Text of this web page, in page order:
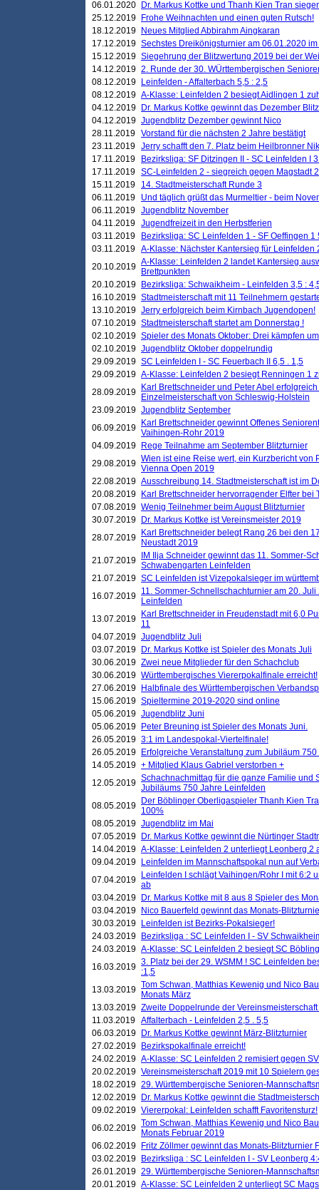
06.01.2020
Dr. Markus Kottke und Thanh Kien Tran
25.12.2019
Frohe Weihnachten und einen guten Rutsch!
18.12.2019
Neues Mitglied Abbirahm Aingkaran
17.12.2019 Sechstes Dreikönigsturnier am 06.01.2020
15.12.2019 Siegehrung der Blitzwertung 2019 bei der
14.12.2019 2. Runde der 30. WÜrttembergischen
08.12.2019
Leinfelden - Affalterbach 5,5 : 2,5
08.12.2019 A-Klasse: Leinfelden 2 besiegt Aidlingen 1
04.12.2019
Dr. Markus Kottke gewinnt das Dezember
04.12.2019 Jugendblitz Dezember gewinnt Nico
28.11.2019 Vorstand für die nächsten 2 Jahre bestätigt
23.11.2019 Jerry schafft den 7. Platz beim Heilbronner
17.11.2019
Bezirksliga: SF Ditzingen II - SC Leinfelden I
17.11.2019 SC-Leinfelden 2 - siegreich gegen Magstadt 2
15.11.2019
14. Stadtmeisterschaft Runde 3
06.11.2019
Und täglich grüßt das Murmeltier - beim
06.11.2019 Jugendblitz November
04.11.2019 Jugendfreizeit in den Herbstferien
03.11.2019
Bezirksliga: SC Leinfelden 1 - SF Oeffingen 1
03.11.2019 A-Klasse: Nächster Kantersieg für Leinfelden
20.10.2019 A-Klasse: Leinfelden 2 landet Kantersieg
Brettpunkten
20.10.2019
Bezirksliga: Schwaikheim - Leinfelden 3,5 :
16.10.2019 Stadtmeisterschaft mit 11 Teilnehmern
13.10.2019 Jerry erfolgreich beim Kirnbach Jugendopen!
07.10.2019 Stadtmeisterschaft startet am Donnerstag !
02.10.2019 Spieler des Monats Oktober: Drei kämpfen
02.10.2019 Jugendblitz Oktober doppelrundig
29.09.2019 SC Leinfelden I - SC Feuerbach II 6,5 . 1,5
29.09.2019 A-Klasse: Leinfelden 2 besiegt Renningen 1
28.09.2019
Karl Brettschneider und Peter Abel
Einzelmeisterschaft von Schleswig-Holstein
23.09.2019 Jugendblitz September
06.09.2019
Karl Brettschneider gewinnt Offenes
Vaihingen-Rohr 2019
04.09.2019
Rege Teilnahme am September Blitzturnier
29.08.2019 Wien ist eine Reise wert, ein Kurzbericht von
Vienna Open 2019
22.08.2019 Ausschreibung 14. Stadtmeisterschaft ist im
20.08.2019
Karl Brettschneider hervorragender Elfter bei
07.08.2019 Wenig Teilnehmer beim August Blitzturnier
30.07.2019
Dr. Markus Kottke ist Vereinsmeister 2019
28.07.2019
Karl Brettschneider belegt Rang 26 bei den
Neustadt 2019
21.07.2019
IM Ilja Schneider gewinnt das 11. Sommer-
Schwabengarten Leinfelden
21.07.2019 SC Leinfelden ist Vizepokalsieger im
16.07.2019 11. Sommer-Schnellschachturnier am 20.
Leinfelden
13.07.2019
Karl Brettschneider in Freudenstadt mit 6,0
11
04.07.2019 Jugendblitz Juli
03.07.2019
Dr. Markus Kottke ist Spieler des Monats Juli
30.06.2019 Zwei neue Mitglieder für den Schachclub
30.06.2019 Württembergisches Viererpokalfinale erreicht!
27.06.2019
Halbfinale des Württembergischen
15.06.2019 Spieltermine 2019-2020 sind online
05.06.2019 Jugendblitz Juni
05.06.2019
Peter Breuning ist Spieler des Monats Juni.
26.05.2019 3:1 im Landespokal-Viertelfinale!
26.05.2019
Erfolgreiche Veranstaltung zum Jubiläum
14.05.2019 + Mitglied Klaus Gabriel verstorben +
12.05.2019 Schachnachmittag für die ganze Familie und
Jubiläums 750 Jahre Leinfelden
08.05.2019
Der Böblinger Oberligaspieler Thanh Kien
100%
08.05.2019 Jugendblitz im Mai
07.05.2019
Dr. Markus Kottke gewinnt die Nürtinger
14.04.2019 A-Klasse: Leinfelden 2 unterliegt Leonberg 2
09.04.2019
Leinfelden im Mannschaftspokal nun auf
07.04.2019
Leinfelden I schlägt Vaihingen/Rohr I mit 6:2
ab
03.04.2019
Dr. Markus Kottke mit 8 aus 8 Spieler des
03.04.2019
Nico Bauerfeld gewinnt das Monats-
30.03.2019
Leinfelden ist Bezirks-Pokalsieger!
24.03.2019
Bezirksliga : SC Leinfelden I - SV
24.03.2019 A-Klasse: SC Leinfelden 2 besiegt SC
16.03.2019 3. Platz bei der 29. WSMM ! SC Leinfelden
:1,5
13.03.2019 Tom Schwan, Matthias Kewenig und Nico
Monats März
13.03.2019 Zweite Doppelrunde der
11.03.2019 Affalterbach - Leinfelden 2,5 . 5,5
06.03.2019
Dr. Markus Kottke gewinnt März-Blitzturnier
27.02.2019
Bezirkspokalfinale erreicht!
24.02.2019 A-Klasse: SC Leinfelden 2 remisiert gegen
20.02.2019 Vereinsmeisterschaft 2019 mit 10 Spielern
18.02.2019 29. Württembergische Senioren-
12.02.2019
Dr. Markus Kottke gewinnt die
09.02.2019 Viererpokal: Leinfelden schafft Favoritensturz!
06.02.2019 Tom Schwan, Matthias Kewenig und Nico
Monats Februar 2019
06.02.2019
Fritz Zöllmer gewinnt das Monats-Blitzturnier
03.02.2019
Bezirksliga : SC Leinfelden I - SV Leonberg
26.01.2019 29. Württembergische Senioren-
20.01.2019 A-Klasse: SC Leinfelden 2 unterliegt SC